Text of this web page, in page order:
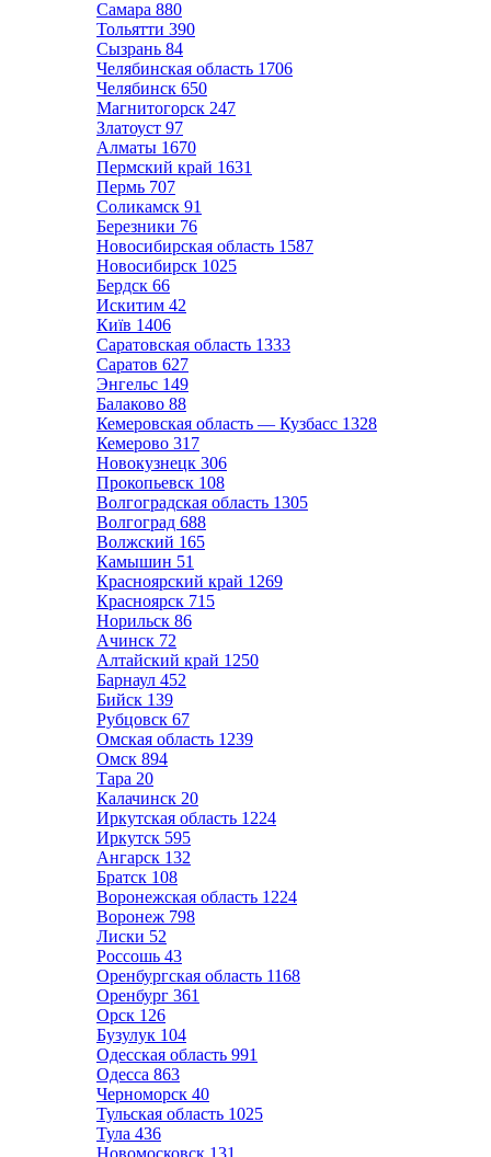
Самара 880
Тольятти 390
Сызрань 84
Челябинская область 1706
Челябинск 650
Магнитогорск 247
Златоуст 97
Алматы 1670
Пермский край 1631
Пермь 707
Соликамск 91
Березники 76
Новосибирская область 1587
Новосибирск 1025
Бердск 66
Искитим 42
Київ 1406
Саратовская область 1333
Саратов 627
Энгельс 149
Балаково 88
Кемеровская область — Кузбасс 1328
Кемерово 317
Новокузнецк 306
Прокопьевск 108
Волгоградская область 1305
Волгоград 688
Волжский 165
Камышин 51
Красноярский край 1269
Красноярск 715
Норильск 86
Ачинск 72
Алтайский край 1250
Барнаул 452
Бийск 139
Рубцовск 67
Омская область 1239
Омск 894
Тара 20
Калачинск 20
Иркутская область 1224
Иркутск 595
Ангарск 132
Братск 108
Воронежская область 1224
Воронеж 798
Лиски 52
Россошь 43
Оренбургская область 1168
Оренбург 361
Орск 126
Бузулук 104
Одесская область 991
Одесса 863
Черноморск 40
Тульская область 1025
Тула 436
Новомосковск 131